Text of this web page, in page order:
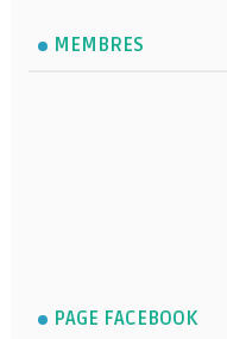
MEMBRES
PAGE FACEBOOK